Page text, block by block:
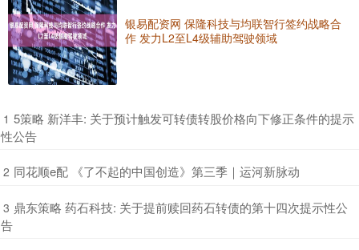
银易配资网 保隆科技与均联智行签约战略合
作 发力L2至L4级辅助驾驶领域
1 ​5策略 新洋丰: 关于预计触发可转债转股价格向下修正条件的提示
性公告
2 ​同花顺e配 《了不起的中国创造》第三季｜运河新脉动
3 ​鼎东策略 药石科技: 关于提前赎回药石转债的第十四次提示性公
告